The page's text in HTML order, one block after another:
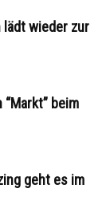
lädt wieder zur
beim
geht es im